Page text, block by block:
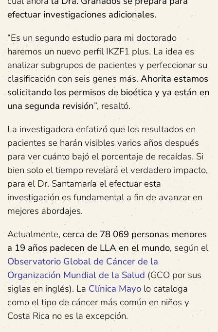
efectuar investigaciones adicionales.
“Es un segundo estudio para mi doctorado
haremos un nuevo perfil IKZF1 plus. La idea es
analizar subgrupos de pacientes y perfeccionar su
clasificación con seis genes más. Ahorita estamos
solicitando los permisos de bioética y ya están en
una segunda revisión”, resaltó.
La investigadora enfatizó que los resultados en
pacientes se harán visibles varios años después
para ver cuánto bajó el porcentaje de recaídas. Si
bien solo el tiempo revelará el verdadero impacto,
para el Dr. Santamaría el efectuar esta
investigación es fundamental a fin de avanzar en
mejores abordajes.
Actualmente, cerca de 78 069 personas menores
a 19 años padecen de LLA en el mundo, según el
Observatorio Global de Cáncer de la
Organización Mundial de la Salud (GCO por sus
siglas en inglés). La Clínica Mayo lo cataloga
como el tipo de cáncer más común en niños y
Costa Rica no es la excepción.